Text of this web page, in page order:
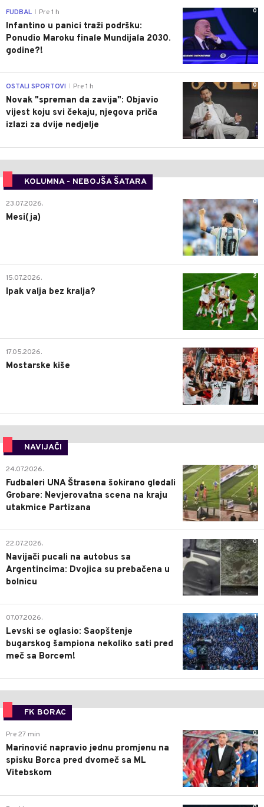
0
FUDBAL Pre 1 h
Infantino u panici traži podršku:
Ponudio Maroku finale Mundijala 2030.
godine?!
0
OSTALI SPORTOVI Pre 1 h
Novak "spreman da zavija": Objavio
vijest koju svi čekaju, njegova priča
izlazi za dvije nedjelje
KOLUMNA - NEBOJŠA ŠATARA
0
23.07.2026.
Mesi(ja)
2
15.07.2026.
Ipak valja bez kralja?
0
17.05.2026.
Mostarske kiše
NAVIJAČI
0
24.07.2026.
Fudbaleri UNA Štrasena šokirano gledali
Grobare: Nevjerovatna scena na kraju
utakmice Partizana
0
22.07.2026.
Navijači pucali na autobus sa
Argentincima: Dvojica su prebačena u
bolnicu
1
07.07.2026.
Levski se oglasio: Saopštenje
bugarskog šampiona nekoliko sati pred
meč sa Borcem!
FK BORAC
0
Pre 27 min
Marinović napravio jednu promjenu na
spisku Borca pred dvomeč sa ML
Vitebskom